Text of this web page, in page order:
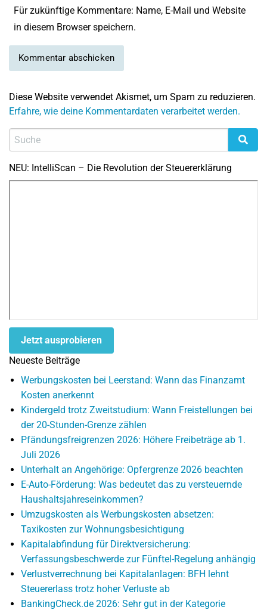
Für zukünftige Kommentare: Name, E-Mail und Website
in diesem Browser speichern.
Diese Website verwendet Akismet, um Spam zu reduzieren.
Erfahre, wie deine Kommentardaten verarbeitet werden.
NEU: IntelliScan – Die Revolution der Steuererklärung
Jetzt ausprobieren
Neueste Beiträge
Werbungskosten bei Leerstand: Wann das Finanzamt
Kosten anerkennt
Kindergeld trotz Zweitstudium: Wann Freistellungen bei
der 20-Stunden-Grenze zählen
Pfändungsfreigrenzen 2026: Höhere Freibeträge ab 1.
Juli 2026
Unterhalt an Angehörige: Opfergrenze 2026 beachten
E-Auto-Förderung: Was bedeutet das zu versteuernde
Haushaltsjahreseinkommen?
Umzugskosten als Werbungskosten absetzen:
Taxikosten zur Wohnungsbesichtigung
Kapitalabfindung für Direktversicherung:
Verfassungsbeschwerde zur Fünftel-Regelung anhängig
Verlustverrechnung bei Kapitalanlagen: BFH lehnt
Steuererlass trotz hoher Verluste ab
BankingCheck.de 2026: Sehr gut in der Kategorie